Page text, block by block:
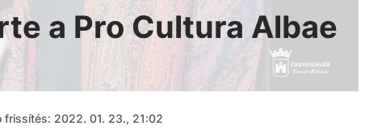
a Pro Cultura Albae
frissítés: 2022. 01. 23., 21:02